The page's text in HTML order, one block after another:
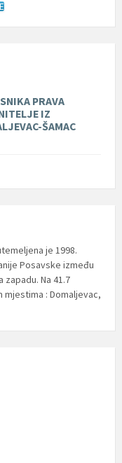
PRAVA
IZ
ŠAMAC
je 1998.
Posavske između
Na 41.7
mjestima : Domaljevac,